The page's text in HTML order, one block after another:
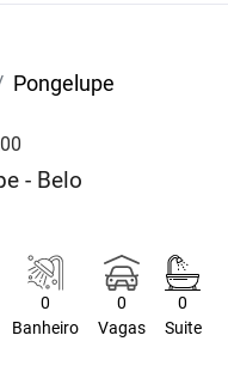
Pongelupe
- Belo
0
Banheiro
0
Vagas
0
Suite